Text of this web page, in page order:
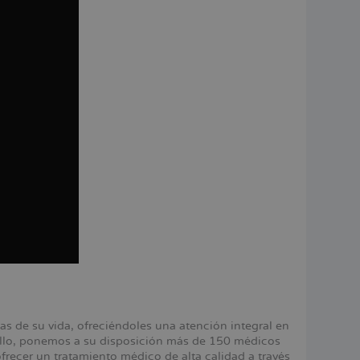
de su vida, ofreciéndoles una atención integral en
ponemos a su disposición más de 150 médicos
un tratamiento médico de alta calidad a través